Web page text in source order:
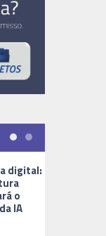
digital:
o
IA